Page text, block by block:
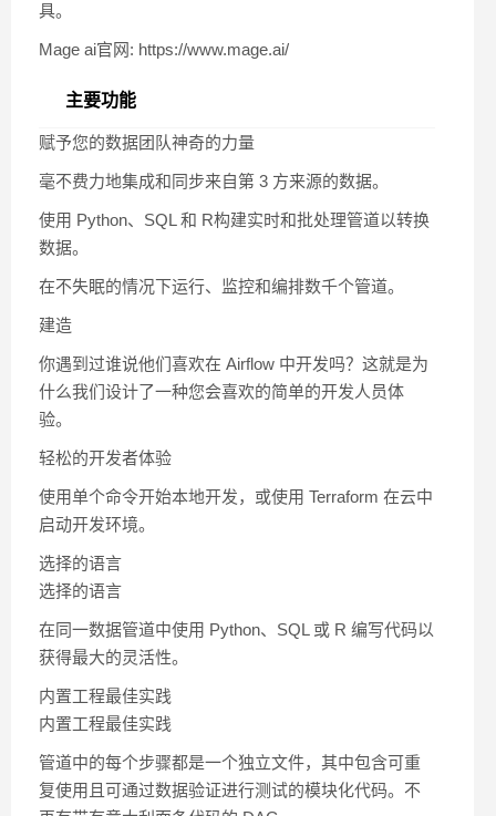
具。
Mage ai官网: https://www.mage.ai/
主要功能
赋予您的数据团队神奇的力量
毫不费力地集成和同步来自第 3 方来源的数据。
使用 Python、SQL 和 R构建实时和批处理管道以转换
数据。
在不失眠的情况下运行、监控和编排数千个管道。
建造
你遇到过谁说他们喜欢在 Airflow 中开发吗？这就是为
什么我们设计了一种您会喜欢的简单的开发人员体
验。
轻松的开发者体验
使用单个命令开始本地开发，或使用 Terraform 在云中
启动开发环境。
选择的语言
选择的语言
在同一数据管道中使用 Python、SQL 或 R 编写代码以
获得最大的灵活性。
内置工程最佳实践
内置工程最佳实践
管道中的每个步骤都是一个独立文件，其中包含可重
复使用且可通过数据验证进行测试的模块化代码。不